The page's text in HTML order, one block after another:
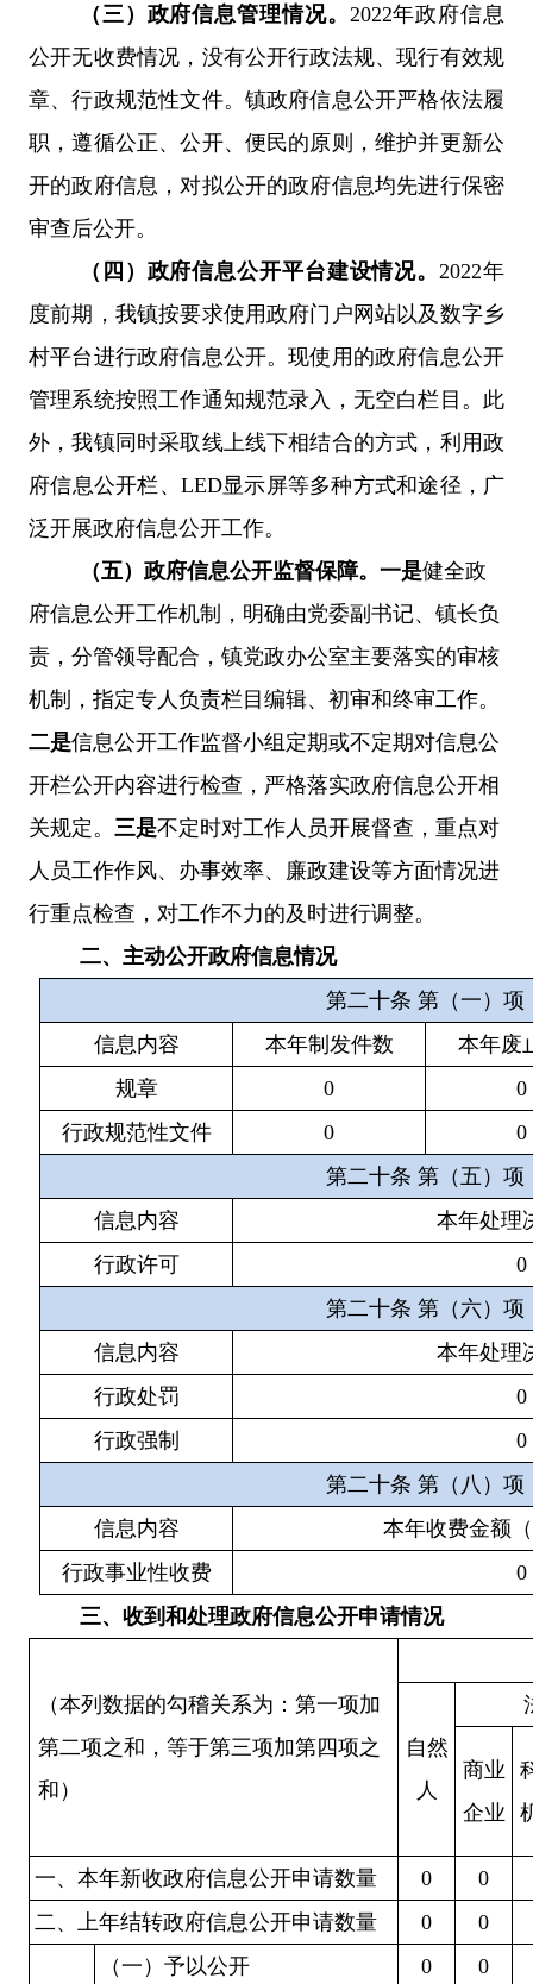
（三） 政府信息管理情况。 2022年政府信息
公开无收费情况，没有公开行政法规、现行有效规
章、行政规范性文件。镇政府信息公开严格依法履
职，遵循公正、公开、便民的原则，维护并更新公
开的政府信息，对拟公开的政府信息均先进行保密
审查后公开。
（四） 政府信息公开平台建设情况。 2022年
度前期，我镇按要求使用政府门户网站以及 数字乡
村平台进行政府信息公开。现使用的政府信息公开
管理系统按照工作通知规范录入，无空白栏目。此
外，我镇同时采取线上线下相结合的方式，利用政
府信息公开栏、 LED显示屏等多种方式和途径，广
泛开展政府信息公开工作。
（五）政府信息公开监督保障。 一是健全政
府信息公开工作机制
， 明确由党委副书记、镇长负
责，分管领导配合，镇党政办公室主要落实的审核
机制，指定专人负责栏目编辑、初审和终审工作。
二是信息公开工作监督小组定期或不定期对信息公
开栏公开内容进行检查，严格落实政府信息公开相
关规定。 三是不定时对工作人员开展督查，重点对
人员工作作风、办事效率、廉政建设等方面情况进
行重点检查，对工作不力的及时进行调整。
二、 主动公开政府信息情况
第二十条 第（一）项
信息内容
本年制发件数
本年废
规章
0
0
行政规范性文件
0
0
第二十条 第（五）项
信息内容
本年处理
行政许可
0
第二十条 第（六）项
信息内容
本年处理
行政处罚
0
行政强制
0
第二十条 第（八）项
信息内容
本年收费金额
行政事业性收费
0
三、 收到和处理政府信息公开申请情况
（本列数据的勾稽关系为：第一项加
第二项之和，等于第三项加第四项之
和）
自然
人
商业
企业
一、本年新收政府信息公开申请数量 0
0
二、上年结转政府信息公开申请数量
0
0
（一）予以公开
0 0